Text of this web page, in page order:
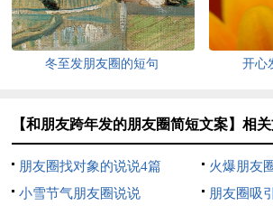
冬至发朋友圈的短句 开心
【和朋友跨年发的朋友圈简短文案】相关
朋友圈找对象的说说4篇
火爆朋友
小雪节气朋友圈说说
朋友圈吸